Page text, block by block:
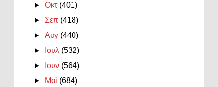
►Οκτ (401)
► Σεπ (418)
►Αυγ (440)
►
Ιουλ (532)
►
Ιουν (564)
►
Μαΐ (684)